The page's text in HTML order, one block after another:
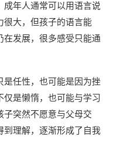
成年人通常可以用语言说
很大，但孩子的语言能
在发展，很多感受只能通
是任性，也可能是因为挫
仅是懒惰，也可能与学习
子突然不愿意与父母交
到理解，逐渐形成了自我